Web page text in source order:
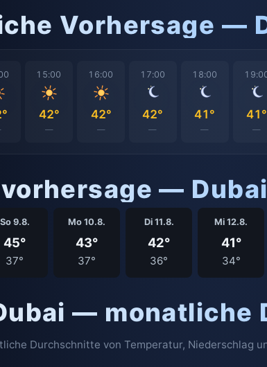
Vorhersage —
15:00
42°
—
16:00
42°
—
17:00
42°
—
18:00
41°
—
41°
—
—
So 9.8.
45°
37°
Mo 10.8.
43°
37°
Di 11.8.
42°
36°
Mi 12.8.
41°
34°
— monatliche
Durchschnitte von Temperatur, Niederschlag